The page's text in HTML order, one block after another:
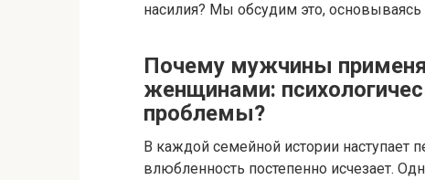
насилия? Мы обсудим это, основываясь
Почему мужчины
женщинами:
проблемы?
В каждой семейной истории наступает
влюбленность постепенно исчезает.